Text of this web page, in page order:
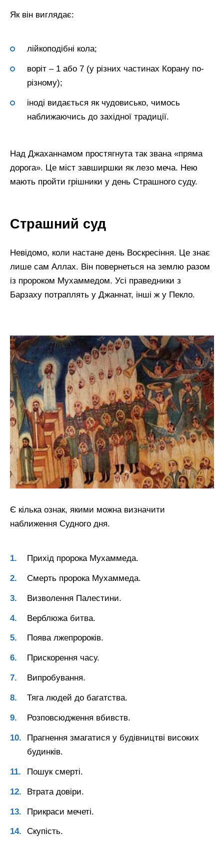
Як він виглядає:
лійкоподібні кола;
воріт – 1 або 7 (у різних частинах Корану по-
різному);
іноді видається як чудовисько, чимось
наближаючись до західної традиції.
Над Джаханнамом простягнута так звана «пряма
дорога». Це міст завширшки як лезо меча. Нею
мають пройти грішники у день Страшного суду.
Страшний суд
Невідомо, коли настане день Воскресіння. Це знає
лише сам Аллах. Він повернеться на землю разом
із пророком Мухаммедом. Усі праведники з
Барзаху потраплять у Джаннат, інші ж у Пекло.
Є кілька ознак, якими можна визначити
наближення Судного дня.
Прихід пророка Мухаммеда.
Смерть пророка Мухаммеда.
Визволення Палестини.
Верблюжа битва.
Поява лжепророків.
Прискорення часу.
Випробування.
Тяга людей до багатства.
Розповсюдження вбивств.
Прагнення змагатися у будівництві високих
будинків.
Пошук смерті.
Втрата довіри.
Прикраси мечеті.
Скупість.